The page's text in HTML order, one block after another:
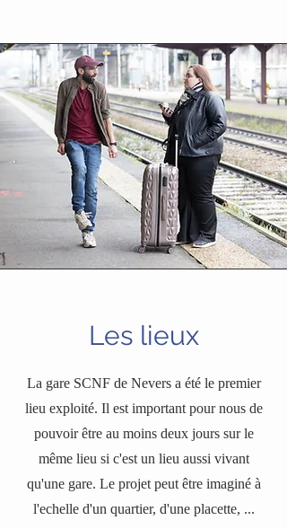
Les lieux
La gare SCNF de Nevers a été le premier
lieu exploité. Il est important pour nous de
pouvoir être au moins deux jours sur le
même lieu si c'est un lieu aussi vivant
qu'une gare. Le projet peut être imaginé à
l'echelle d'un quartier, d'une placette, ...